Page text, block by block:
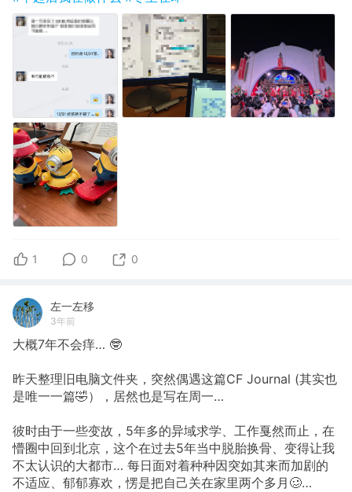
1 0 0
左一左移
3年前
大概7年不会痒… 🤓
昨天整理旧电脑文件夹，突然偶遇这篇CF Journal (其实也
是唯一一篇🤣），居然也是写在周一…
彼时由于一些变故，5年多的异域求学、工作戛然而止，在
懵圈中回到北京，这个在过去5年当中脱胎换骨、变得让我
不太认识的大都市… 每日面对着种种因突如其来而加剧的
不适应、郁郁寡欢，愣是把自己关在家里两个多月🥴…